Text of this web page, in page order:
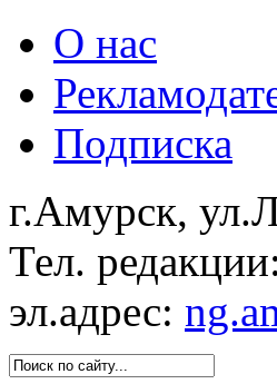
О нас
Подписка
г.Амурск,
Тел. редакции:
эл.адрес: